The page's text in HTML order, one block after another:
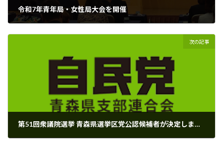
令和7年青年局・女性局大会を開催
次の記事
第51回衆議院選挙 青森県選挙区党公認候補者が決定しました